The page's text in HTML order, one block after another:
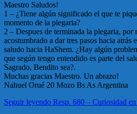
Maestro Saludos!
1 – ¿Tiene algún significado el que te
momento de la plegaria?
2 – Despues de terminada la plegaria, por
acostumbrado a dar tres pasos hacia atrás
saludo hacia HaShem. ¿Hay algún
que según tengo entendido es parte del
Sagrado, Bendito sea?.
Muchas gracias Maestro. Un abrazo!
Nahuel Orué 20 Mozo Bs As Argentina
Seguir leyendo Resp. 680 – Curiosidad